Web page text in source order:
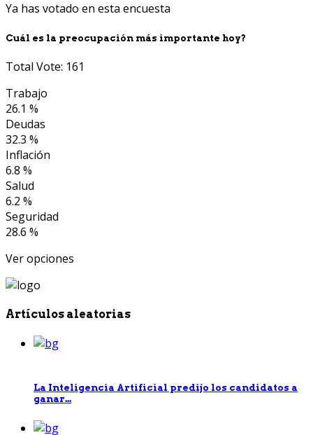
Ya has votado en esta encuesta
Cuál es la preocupación más importante hoy?
Total Vote: 161
Trabajo
26.1 %
Deudas
32.3 %
Inflación
6.8 %
Salud
6.2 %
Seguridad
28.6 %
Ver opciones
Artículos aleatorias
La Inteligencia Artificial predijo los candidatos a
ganar...